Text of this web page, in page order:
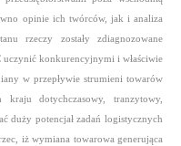
opinie ich twórców, jak i analiza
rzeczy zostały zdiagnozowane
uczynić konkurencyjnymi i właściwie
w przepływie strumieni towarów
kraju dotychczasowy, tranzytowy,
duży potencjał zadań logistycznych
iż wymiana towarowa generująca